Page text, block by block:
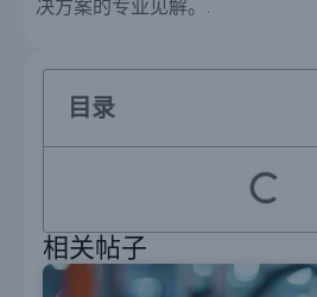
决方案的专业见解。.
目录
相关帖子